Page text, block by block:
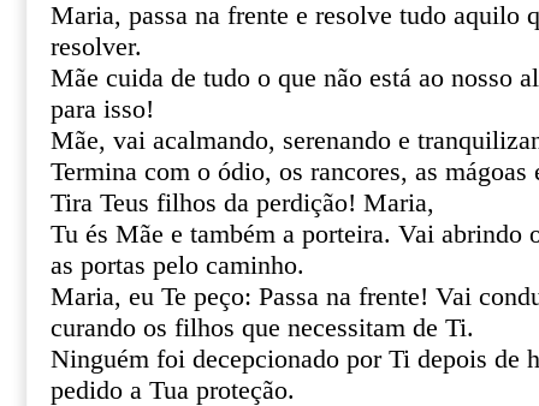
Maria, passa na frente e resolve tudo aquilo
resolver.
Mãe cuida de tudo o que não está ao nosso
para isso!
Mãe, vai acalmando, serenando e
Termina com o ódio, os rancores, as mágoas
Tira Teus filhos da perdição! Maria,
Tu és Mãe e também a porteira. Vai abrindo
as portas pelo caminho.
Maria, eu Te peço: Passa na frente! Vai
curando os filhos que necessitam de Ti.
Ninguém foi decepcionado por Ti depois de
pedido a Tua proteção.